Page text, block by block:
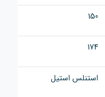
150
174
استنلس استیل